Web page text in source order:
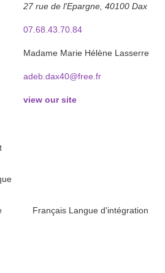
27 rue de l'Epargne, 40100 Dax
07.68.43.70.84
Madame Marie Hélène Lasserre
adeb.dax40@free.fr
view our site
Français Langue d'intégration